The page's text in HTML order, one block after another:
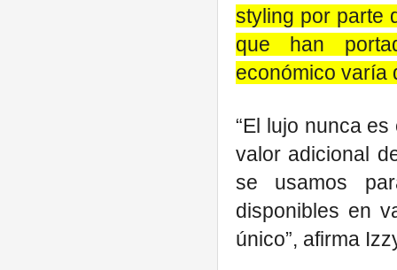
styling por parte
que han
económico varía
“El lujo nunca
valor adicional
se usamos
disponibles en
único”, afirma